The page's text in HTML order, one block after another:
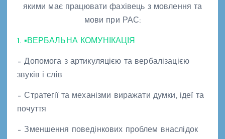
якими має працювати фахівець з мовлення та
мови при РАС:
1. ▪ВЕРБАЛЬНА КОМУНІКАЦІЯ
– Допомога з артикуляцією та вербалізацією
звуків і слів
– Стратегії та механізми виражати думки, ідеї та
почуття
– Зменшення поведінкових проблем внаслідок